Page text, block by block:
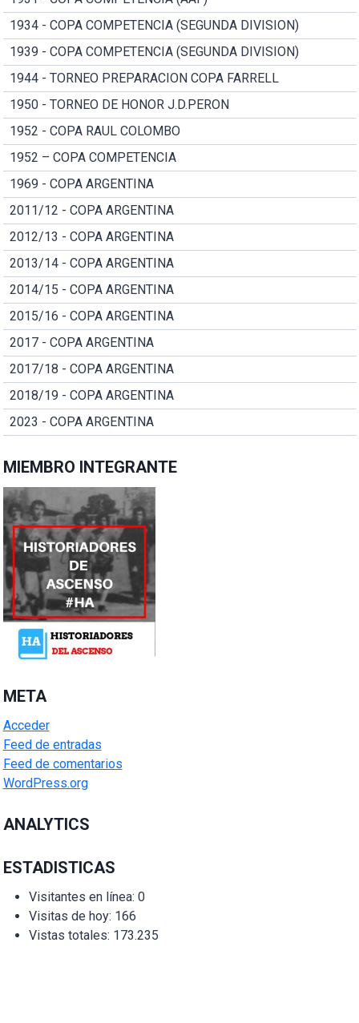
1934 - COPA COMPETENCIA (SEGUNDA DIVISION)
1939 - COPA COMPETENCIA (SEGUNDA DIVISION)
1944 - TORNEO PREPARACION COPA FARRELL
1950 - TORNEO DE HONOR J.D.PERON
1952 - COPA RAUL COLOMBO
1952 – COPA COMPETENCIA
1969 - COPA ARGENTINA
2011/12 - COPA ARGENTINA
2012/13 - COPA ARGENTINA
2013/14 - COPA ARGENTINA
2014/15 - COPA ARGENTINA
2015/16 - COPA ARGENTINA
2017 - COPA ARGENTINA
2017/18 - COPA ARGENTINA
2018/19 - COPA ARGENTINA
2023 - COPA ARGENTINA
MIEMBRO INTEGRANTE
META
Acceder
Feed de entradas
Feed de comentarios
WordPress.org
ANALYTICS
ESTADISTICAS
Visitantes en línea: 0
Visitas de hoy: 166
Vistas totales: 173.235